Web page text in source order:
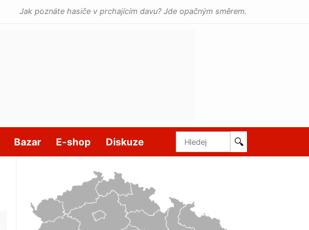
Jak poznáte hasiče v prchajícím davu? Jde opačným směrem.
Bazar E-shop Diskuze 🔍